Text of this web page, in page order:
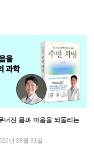
너진 몸과 마음을 되돌리는
년 08월 31일